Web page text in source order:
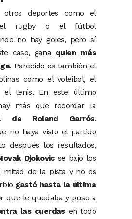
otros deportes como el
el rugby o el fútbol
no hay goles, pero sí
caso, gana quien más
. Parecido es también el
como el voleibol, el
el tenis. En este último
más que recordar la
de Roland Garrós.
no haya visto el partido
después los resultados,
Djokovic se bajó los
mitad de la pista y no es
gastó hasta la última
que le quedaba y puso a
las cuerdasen todo